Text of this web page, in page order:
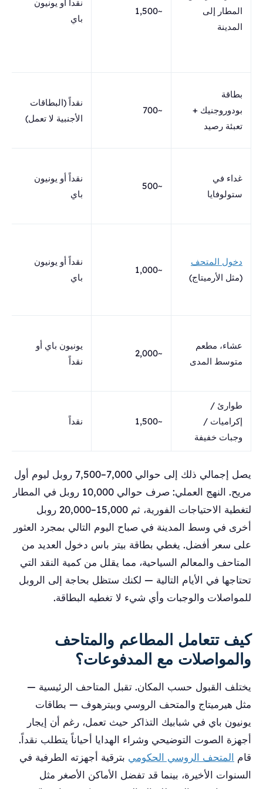
المطار إلى
المدينة
~1,500
نقداً أو يونيون
باي
بطاقة
بودوروجنيك +
تعبئة رصيد
~700
نقداً (البطاقات
الأجنبية لا تعمل)
غداء في
ستولوفايا
~500
نقداً أو يونيون
باي
دخول المتحف
(مثل الأرميتاج)
~1,000
نقداً أو يونيون
باي
عشاء، مطعم
متوسط ​​المدى
~2,000
يونيون باي أو
نقداً
طوارئ /
إكراميات /
وجبات خفيفة
~1,500 نقداً
يصل إجمالي ذلك إلى حوالي 7,000–7,500 روبل ليوم أول
مريح. النهج العملي: صرف حوالي 10,000 روبل في المطار
لتغطية الاحتياجات الفورية، ثم 15,000–20,000 روبل
أخرى في وسط المدينة في صباح اليوم التالي بمجرد العثور
على سعر أفضل. يغطي بطاقة بيتر باس دخول العديد من
المتاحف والمعالم السياحية، مما يقلل من كمية النقد التي
تحتاجها في الأيام التالية — لكنك ستظل بحاجة إلى الروبل
للمواصلات والوجبات وأي شيء لا تغطيه البطاقة.
كيف تتعامل المطاعم والمتاحف
والمواصلات مع المدفوعات؟
يختلف القبول حسب المكان. تقبل المتاحف الرئيسية —
مثل هيرميتاج والمتحف الروسي وبيترهوف — بطاقات
يونيون باي في شبابيك التذاكر حيث تعمل، رغم أن إيجار
أجهزة الصوت التوضيحي وشراء الهدايا أحياناً يتطلب نقداً.
قام المتحف الروسي الحكومي بترقية أجهزته الطرفية في
السنوات الأخيرة، بينما قد تفضل الأماكن الأصغر مثل